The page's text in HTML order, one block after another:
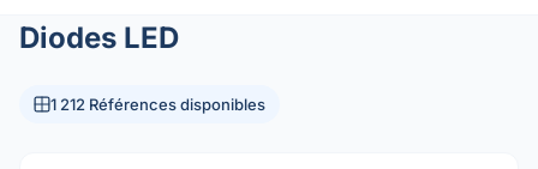
Diodes LED
1 212 Références disponibles